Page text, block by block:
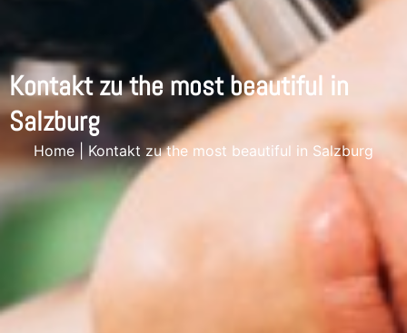
Kontakt zu the most beautiful in
Salzburg
Home| Kontakt zu the most beautiful in Salzburg